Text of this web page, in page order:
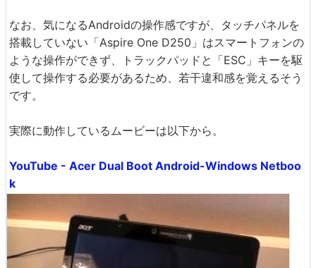
なお、気になるAndroidの操作感ですが、タッチパネルを
搭載していない「Aspire One D250」はスマートフォンの
ような操作ができず、トラックパッドと「ESC」キーを駆
使して操作する必要があるため、若干違和感を覚えるそう
です。
実際に動作しているムービーは以下から。
YouTube - Acer Dual Boot Android-Windows Netboo
k